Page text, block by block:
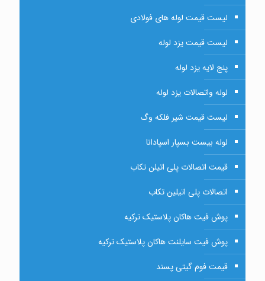
لیست قیمت لوله های فولادی
لیست قیمت یزد لوله
پنج لایه یزد لوله
لوله واتصالات یزد لوله
لیست قیمت شیر فلکه وگ
لوله بیست بسپار اسپادانا
قیمت اتصالات پلی اتیلن تکاب
اتصالات پلی اتیلین تکاب
پوش فیت هاکان پلاستیک ترکیه
پوش فیت سایلنت هاکان پلاستیک ترکیه
قیمت فوم گیتی پسند